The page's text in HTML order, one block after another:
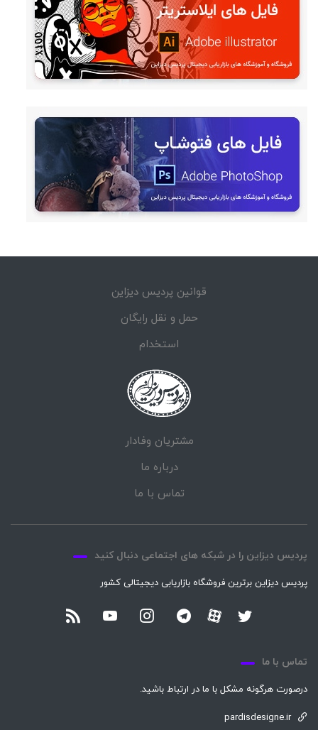
قوانین پردیس دیزاین
حمل و نقل رایگان
استخدام
مشتریان وفادار
درباره ما
تماس با ما
پردیس دیزاین را در شبکه های اجتماعی دنبال کنید
پردیس دیزاین برترین فروشگاه بازاریابی دیجیتالی کشور
تماس با ما
درصورت هرگونه مشکل با ما در ارتباط باشید.
pardisdesigne.ir